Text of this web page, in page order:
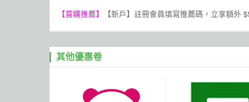
【首購推薦】 【新戶】註冊會員填寫推薦碼，立享額外
其他優惠卷